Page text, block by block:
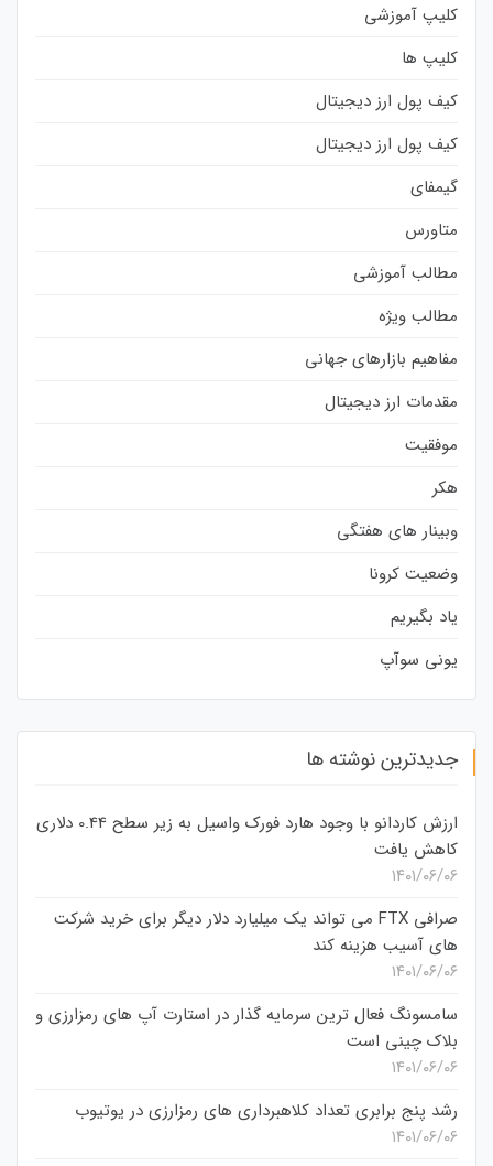
کلیپ آموزشی
کلیپ ها
کیف پول ارز دیجیتال
کیف پول ارز دیجیتال
گیمفای
متاورس
مطالب آموزشی
مطالب ویژه
مفاهیم بازارهای جهانی
مقدمات ارز دیجیتال
موفقیت
هکر
وبینار های هفتگی
وضعیت کرونا
یاد بگیریم
یونی سوآپ
جدیدترین نوشته ها
ارزش کاردانو با وجود هارد فورک واسیل به زیر سطح 0.44 دلاری
کاهش یافت
۱۴۰۱/۰۶/۰۶
صرافی FTX می تواند یک میلیارد دلار دیگر برای خرید شرکت
های آسیب هزینه کند
۱۴۰۱/۰۶/۰۶
سامسونگ فعال‌ ترین سرمایه‌ گذار در استارت‌ آپ‌ های رمزارزی و
بلاک چینی است
۱۴۰۱/۰۶/۰۶
رشد پنج برابری تعداد کلاهبرداری های رمزارزی در یوتیوب
۱۴۰۱/۰۶/۰۶